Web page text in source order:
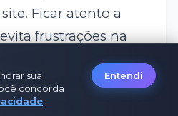
Ficar atento a
frustrações na
esses cupons
de
sua
concorda
Entendi